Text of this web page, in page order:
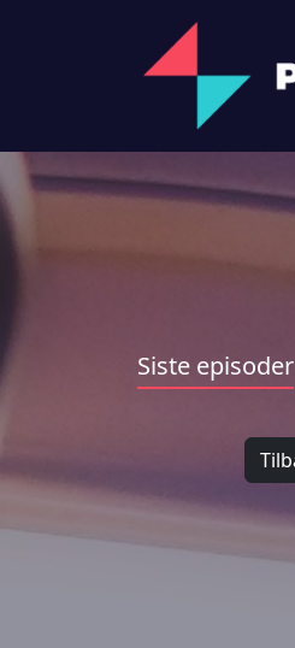
Siste episoder